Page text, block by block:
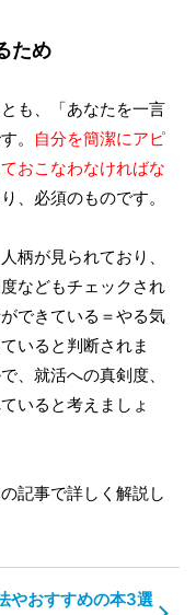
ため
も、「あなたを一言
。
自分を簡潔にアピ
おこなわなければな
、必須のものです。
柄が見られており、
などもチェックされ
できている＝やる気
いると判断されま
、就活への真剣度、
いると考えましょ
記事で詳しく解説し
やおすすめの本3選